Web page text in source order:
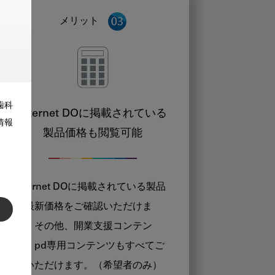
科
報
メリット
Internet DOに掲載されている
製品価格も閲覧可能
Internet DOに掲載されている製品
の最新価格をご確認いただけま
す。その他、開業支援コンテン
ツ、pd専用コンテンツもすべてご
覧いただけます。（希望者のみ）